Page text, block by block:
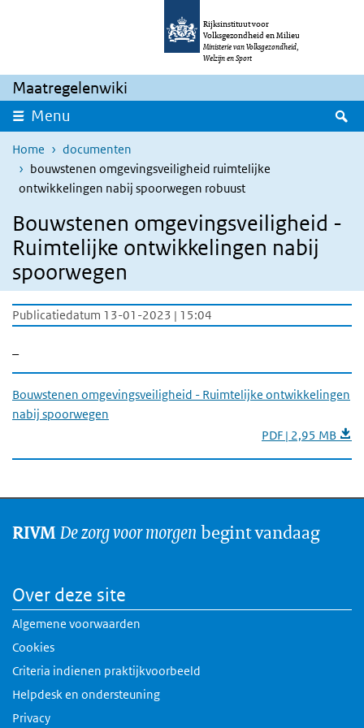
Overslaan en naar de inhoud gaan
Rijksinstituut voor
Volksgezondheid en Milieu
Ministerie van Volksgezondheid,
Welzijn en Sport
Maatregelenwiki
Menu
Home
documenten
bouwstenen omgevingsveiligheid ruimtelijke
ontwikkelingen nabij spoorwegen robuust
Bouwstenen omgevingsveiligheid -
Ruimtelijke ontwikkelingen nabij
spoorwegen
Publicatiedatum 13-01-2023 | 15:04
Bouwstenen omgevingsveiligheid - Ruimtelijke ontwikkelingen
nabij spoorwegen
PDF | 2,95 MB
RIVMDe zorg voor morgen begint vandaag
Over deze site
Algemene voorwaarden
Cookies
Criteria indienen praktijkvoorbeeld
Helpdesk en ondersteuning
Privacy